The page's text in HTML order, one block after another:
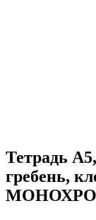
Тетрадь
гребень,